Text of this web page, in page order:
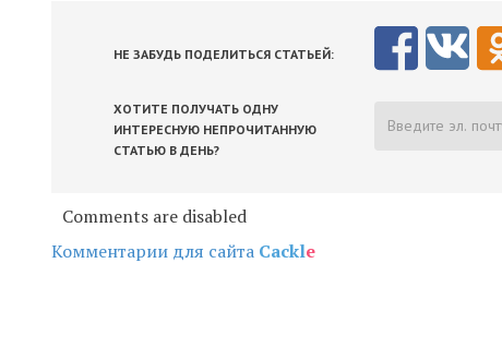
НЕ ЗАБУДЬ ПОДЕЛИТЬСЯ СТАТЬЕЙ:
ХОТИТЕ ПОЛУЧАТЬ ОДНУ
ИНТЕРЕСНУЮ НЕПРОЧИТАННУЮ
СТАТЬЮ В ДЕНЬ?
Comments are disabled
Комментарии для сайта Cackle